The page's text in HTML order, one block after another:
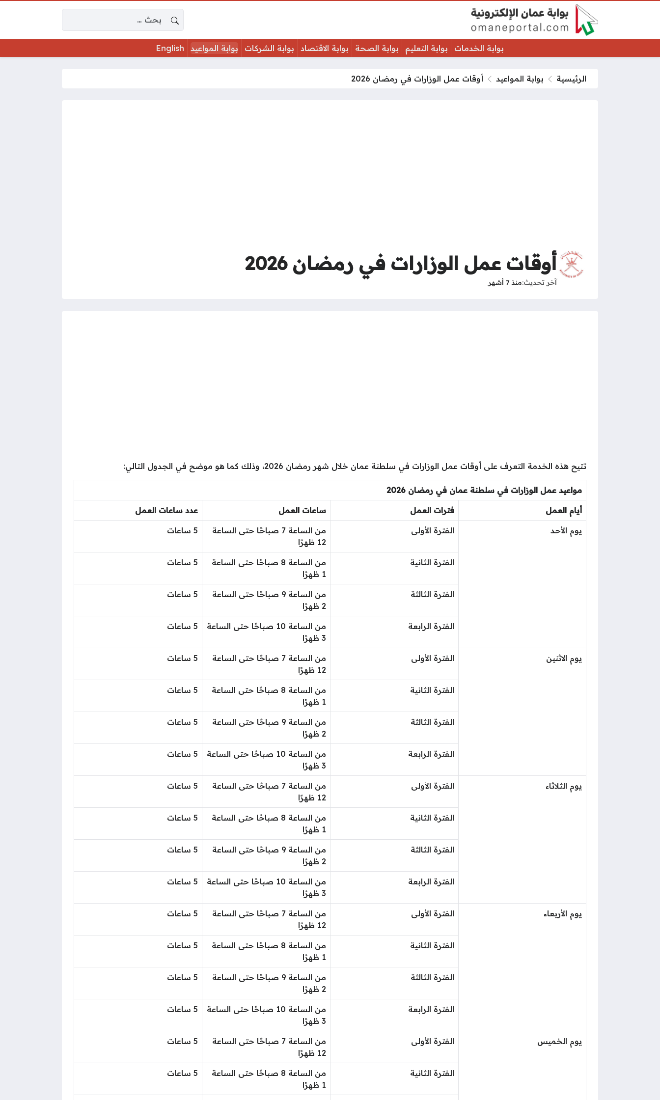
البحث عن:
بوابة الخدمات بوابة التعليم بوابة الصحة بوابة الاقتصاد بوابة الشركات بوابة المواعيد English
الرئيسية بوابة المواعيد أوقات عمل الوزارات في رمضان 2026
أوقات عمل الوزارات في رمضان 2026
آخر تحديث منذ 7 أشهر
تتيح هذه الخدمة التعرف على أوقات عمل الوزارات في سلطنة عمان خلال شهر رمضان 2026، وذلك كما هو موضح في الجدول التالي:
مواعيد عمل الوزارات في سلطنة عمان في رمضان 2026
أيام العمل فترات العمل ساعات العمل عدد ساعات العمل
يوم الأحد الفترة الأولى
من الساعة 7 صباحًا حتى الساعة
12 ظهرًا
5 ساعات
الفترة الثانية
من الساعة 8 صباحًا حتى الساعة
1 ظهرًا
5 ساعات
الفترة الثالثة
من الساعة 9 صباحًا حتى الساعة
2 ظهرًا
5 ساعات
الفترة الرابعة
من الساعة 10 صباحًا حتى الساعة
3 ظهرًا
5 ساعات
يوم الاثنين الفترة الأولى
من الساعة 7 صباحًا حتى الساعة
12 ظهرًا
5 ساعات
الفترة الثانية
من الساعة 8 صباحًا حتى الساعة
1 ظهرًا
5 ساعات
الفترة الثالثة
من الساعة 9 صباحًا حتى الساعة
2 ظهرًا
5 ساعات
الفترة الرابعة
من الساعة 10 صباحًا حتى الساعة
3 ظهرًا
5 ساعات
يوم الثلاثاء الفترة الأولى
من الساعة 7 صباحًا حتى الساعة
12 ظهرًا
5 ساعات
الفترة الثانية
من الساعة 8 صباحًا حتى الساعة
1 ظهرًا
5 ساعات
الفترة الثالثة
من الساعة 9 صباحًا حتى الساعة
2 ظهرًا
5 ساعات
الفترة الرابعة
من الساعة 10 صباحًا حتى الساعة
3 ظهرًا
5 ساعات
يوم الأربعاء الفترة الأولى
من الساعة 7 صباحًا حتى الساعة
12 ظهرًا
5 ساعات
الفترة الثانية
من الساعة 8 صباحًا حتى الساعة
1 ظهرًا
5 ساعات
الفترة الثالثة
من الساعة 9 صباحًا حتى الساعة
2 ظهرًا
5 ساعات
الفترة الرابعة
من الساعة 10 صباحًا حتى الساعة
3 ظهرًا
5 ساعات
يوم الخميس الفترة الأولى
من الساعة 7 صباحًا حتى الساعة
12 ظهرًا
5 ساعات
الفترة الثانية
من الساعة 8 صباحًا حتى الساعة
1 ظهرًا
5 ساعات